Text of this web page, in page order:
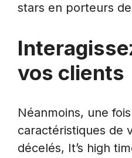
stars en porteurs
vos clients
Néanmoins, une
caractéristiques de
décelés, It’s high